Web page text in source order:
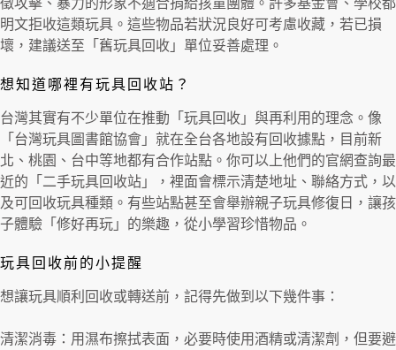
徵攻擊、暴力的形象不適合捐給孩童團體。許多基金會、學校都
明文拒收這類玩具。這些物品若狀況良好可考慮收藏，若已損
壞，建議送至「舊玩具回收」單位妥善處理。
想知道哪裡有玩具回收站？
台灣其實有不少單位在推動「玩具回收」與再利用的理念。像
「台灣玩具圖書館協會」就在全台各地設有回收據點，目前新
北、桃園、台中等地都有合作站點。你可以上他們的官網查詢最
近的「二手玩具回收站」，裡面會標示清楚地址、聯絡方式，以
及可回收玩具種類。有些站點甚至會舉辦親子玩具修復日，讓孩
子體驗「修好再玩」的樂趣，從小學習珍惜物品。
玩具回收前的小提醒
想讓玩具順利回收或轉送前，記得先做到以下幾件事：
清潔消毒：用濕布擦拭表面，必要時使用酒精或清潔劑，但要避